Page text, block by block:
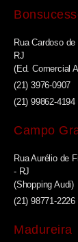
Rua Cardoso
RJ
(Ed. Comercial
(21) 3976-0907
(21) 99862-4194
Campo
Rua Aurélio de
- RJ
(Shopping Audi)
(21) 98771-2226
Madureira